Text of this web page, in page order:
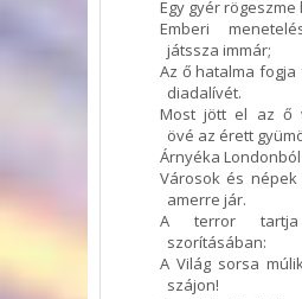
Egy gyér rögeszme
Emberi
játssza immár;
Az ő hatalma
diadalívét.
Most jött el az ő
övé az érett
Árnyéka
Városok és népek
amerre jár.
A terror
szorításában:
A Világ sorsa
szájon!